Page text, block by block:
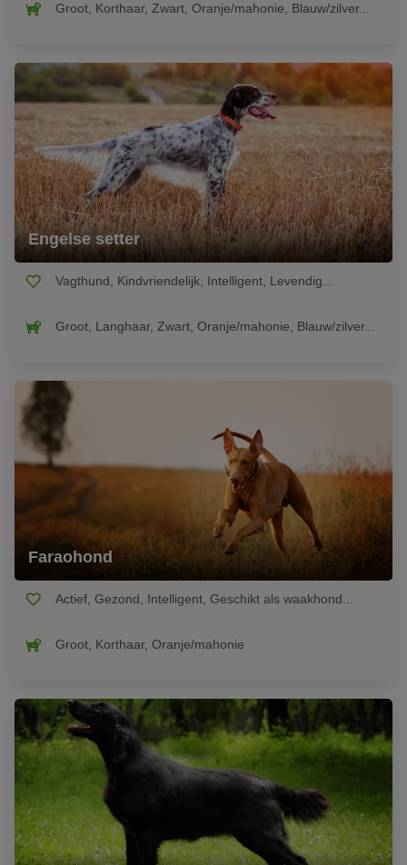
Groot, Korthaar, Zwart, Oranje/mahonie, Blauw/zilver...
Engelse setter
Vagthund, Kindvriendelijk, Intelligent, Levendig...
Groot, Langhaar, Zwart, Oranje/mahonie, Blauw/zilver...
Faraohond
Actief, Gezond, Intelligent, Geschikt als waakhond...
Groot, Korthaar, Oranje/mahonie